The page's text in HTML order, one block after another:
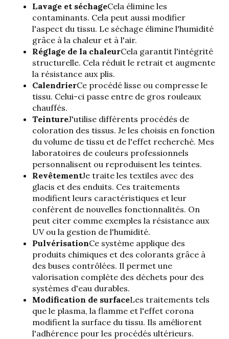
Lavage et séchageCela élimine les
contaminants. Cela peut aussi modifier
l'aspect du tissu. Le séchage élimine l'humidité
grâce à la chaleur et à l'air.
Réglage de la chaleurCela garantit l'intégrité
structurelle. Cela réduit le retrait et augmente
la résistance aux plis.
CalendrierCe procédé lisse ou compresse le
tissu. Celui-ci passe entre de gros rouleaux
chauffés.
TeintureJ'utilise différents procédés de
coloration des tissus. Je les choisis en fonction
du volume de tissu et de l'effet recherché. Mes
laboratoires de couleurs professionnels
personnalisent ou reproduisent les teintes.
RevêtementJe traite les textiles avec des
glacis et des enduits. Ces traitements
modifient leurs caractéristiques et leur
confèrent de nouvelles fonctionnalités. On
peut citer comme exemples la résistance aux
UV ou la gestion de l'humidité.
PulvérisationCe système applique des
produits chimiques et des colorants grâce à
des buses contrôlées. Il permet une
valorisation complète des déchets pour des
systèmes d'eau durables.
Modification de surfaceLes traitements tels
que le plasma, la flamme et l'effet corona
modifient la surface du tissu. Ils améliorent
l'adhérence pour les procédés ultérieurs.